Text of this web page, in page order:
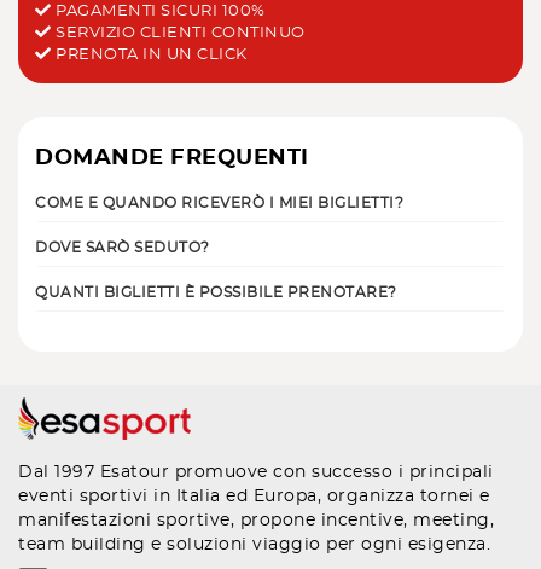
PAGAMENTI SICURI 100%
SERVIZIO CLIENTI CONTINUO
PRENOTA IN UN CLICK
DOMANDE FREQUENTI
COME E QUANDO RICEVERÒ I MIEI BIGLIETTI?
DOVE SARÒ SEDUTO?
QUANTI BIGLIETTI È POSSIBILE PRENOTARE?
Dal 1997 Esatour promuove con successo i principali
eventi sportivi in Italia ed Europa, organizza tornei e
manifestazioni sportive, propone incentive, meeting,
team building e soluzioni viaggio per ogni esigenza.